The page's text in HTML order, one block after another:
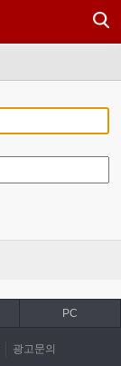
PC
광고문의